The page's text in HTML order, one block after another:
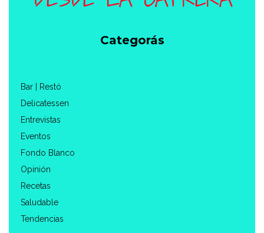
Categorás
Bar | Restó
Delicatessen
Entrevistas
Eventos
Fondo Blanco
Opinión
Recetas
Saludable
Tendencias